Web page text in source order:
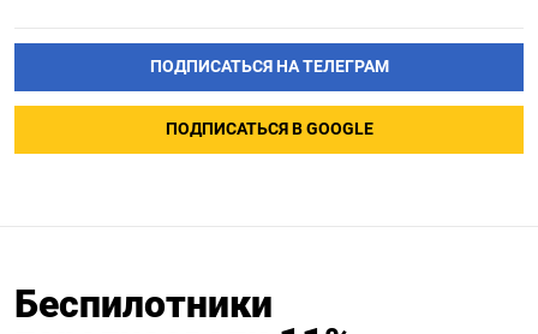
ПОДПИСАТЬСЯ НА ТЕЛЕГРАМ
ПОДПИСАТЬСЯ В GOOGLE
Беспилотники